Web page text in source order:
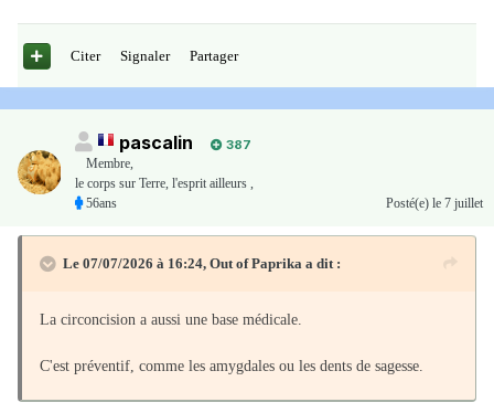
Citer Signaler Partager
pascalin
387
Membre,
le corps sur Terre, l'esprit ailleurs ,
56ans
Posté(e) le 7 juillet
Le 07/07/2026 à 16:24, Out of Paprika a dit :
La circoncision a aussi une base médicale.
C'est préventif, comme les amygdales ou les dents de sagesse.